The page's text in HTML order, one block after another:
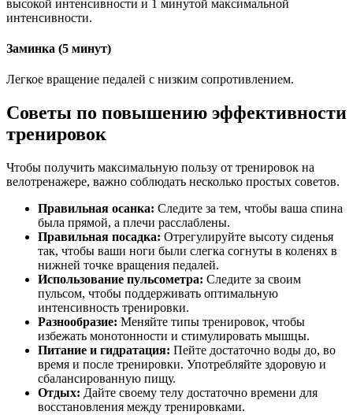
высокой интенсивности и 1 минутой максимальной
интенсивности.
Заминка (5 минут)
Легкое вращение педалей с низким сопротивлением.
Советы по повышению эффективности
тренировок
Чтобы получить максимальную пользу от тренировок на
велотренажере, важно соблюдать несколько простых советов.
Правильная осанка: Следите за тем, чтобы ваша спина
была прямой, а плечи расслаблены.
Правильная посадка: Отрегулируйте высоту сиденья
так, чтобы ваши ноги были слегка согнуты в коленях в
нижней точке вращения педалей.
Использование пульсометра: Следите за своим
пульсом, чтобы поддерживать оптимальную
интенсивность тренировки.
Разнообразие: Меняйте типы тренировок, чтобы
избежать монотонности и стимулировать мышцы.
Питание и гидратация: Пейте достаточно воды до, во
время и после тренировки. Употребляйте здоровую и
сбалансированную пищу.
Отдых: Дайте своему телу достаточно времени для
восстановления между тренировками.